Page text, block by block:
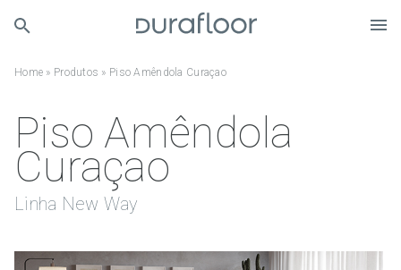
Home » Produtos » Piso Amêndola Curaçao
Piso Amêndola
Curaçao
Linha New Way